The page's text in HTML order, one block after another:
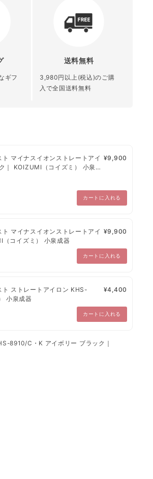
の蒸発やカラー材の流出などにより
を中和します。
し、より髪に密着する新型クッシ
120V：0.1W-530W 200-240V：
府県別送料（下記表参照）
県 秋田県 岩
宮城県 山形
北陸 関東 信越
中部 関西 中国
四国 九州
プレスとなっております。
・PayPay・楽天ペイ・代金引換】
業日以内で発送
同梱でございます。
連絡をいたします。
ギフ
送料無料
3,980円以上(税込)のご購
入で全国送料無料
マイナスイオンストレートアイ
｜ KOIZUMI（コイズミ） 小泉成
¥9,900
カートに入れる
マイナスイオンストレートアイ
コイズミ） 小泉成器
¥9,900
カートに入れる
ストレートアイロン KHS-
小泉成器
¥4,400
カートに入れる
8910/C・K アイボリー ブラック｜